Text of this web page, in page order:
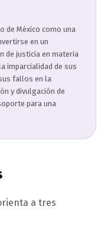
de México como una
en un
de justicia en materia
imparcialidad de sus
fallos en la
y divulgación de
para una
a tres